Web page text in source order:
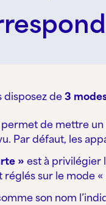
disposez de 3
permet de mettre
Par défaut, les
» est à privilégier
réglés sur le mode «
son nom